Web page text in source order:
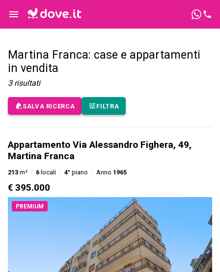
Martina Franca: case e appartamenti
in vendita
3 risultati
SALVA RICERCA FILTRA
Appartamento Via Alessandro Fighera, 49,
Martina Franca
213 m² 6 locali 4° piano Anno 1965
€ 395.000
PREMIUM